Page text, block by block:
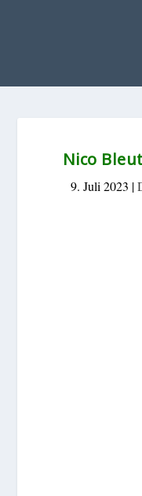
Nico
9. Juli 2023 |